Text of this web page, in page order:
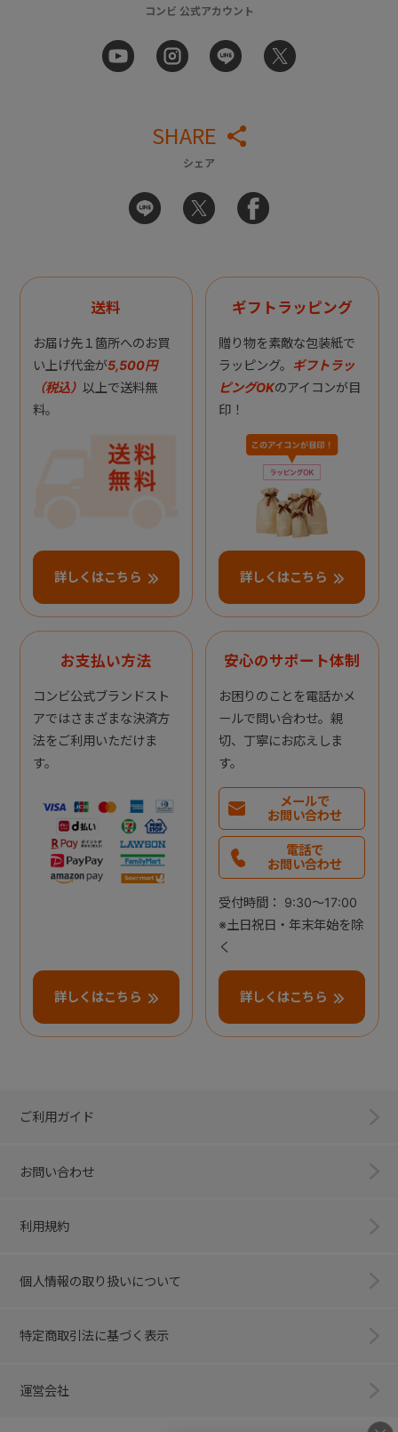
コンビ 公式アカウント
SHARE
シェア
送料
お届け先１箇所へのお買
い上げ代金が5,500円
（税込） 以上で送料無
料。
詳しくはこちら
ギフトラッピング
贈り物を素敵な包装紙で
ラッピング。 ギフトラッ
ピングOKのアイコンが目
印！
詳しくはこちら
お支払い方法
コンビ公式ブランドスト
アではさまざまな決済方
法をご利用いただけま
す。
詳しくはこちら
安心のサポート体制
お困りのことを電話かメ
ールで問い合わせ。親
切、丁寧にお応えしま
す。
メールで
お問い合わせ
電話で
お問い合わせ
受付時間： 9:30～17:00
※土日祝日・年末年始を除
く
詳しくはこちら
ご利用ガイド
お問い合わせ
利用規約
個人情報の取り扱いについて
特定商取引法に基づく表示
運営会社